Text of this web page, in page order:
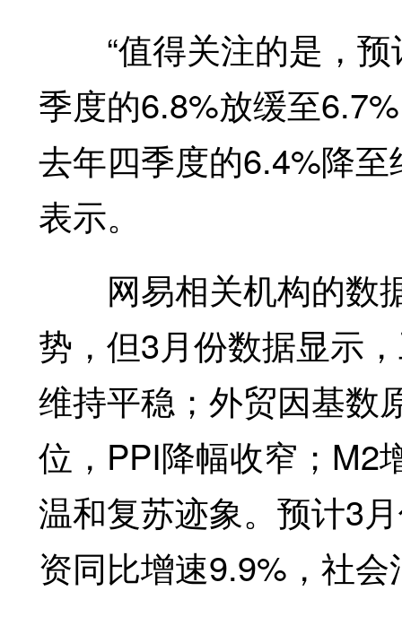
“值得关注的是，预
季度的6.8%放缓至
去年四季度的6.4%降
表示。
网易相关机构的数
势，但3月份数据显示
维持平稳；外贸因基数
位，PPI降幅收窄；M2
温和复苏迹象。预计3
资同比增速9.9%，社